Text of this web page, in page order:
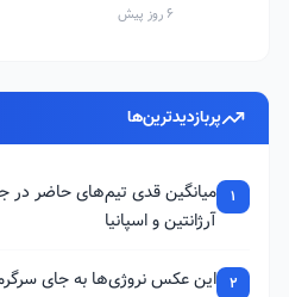
6 روز پیش
پربازدیدترین‌ها
1
میانگین قدی تیم‌های حاضر در
آرژانتین و اسپانیا
2 این عکس نروژی‌ها به جای